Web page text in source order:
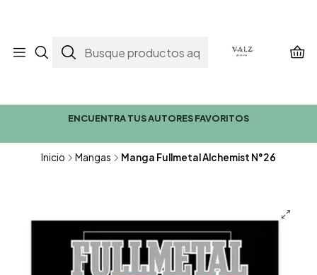
ENCUENTRA TUS AUTORES FAVORITOS
Inicio Mangas Manga Fullmetal Alchemist N°26